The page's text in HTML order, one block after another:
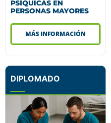
PSÍQUICAS EN
PERSONAS MAYORES
MÁS INFORMACIÓN
DIPLOMADO